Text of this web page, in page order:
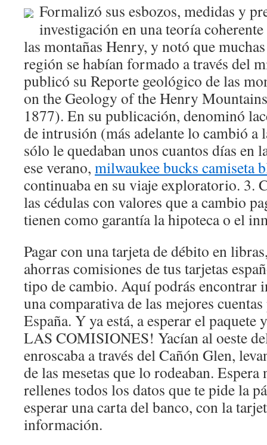
Formalizó sus esbozos, medidas y
investigación en una teoría
las montañas Henry, y notó que
región se habían formado a través del
publicó su Reporte geológico de las
on the Geology of the Henry
1877). En su publicación, denominó
de intrusión (más adelante lo cambió
sólo le quedaban unos cuantos días en
ese verano, milwaukee bucks camiseta
continuaba en su viaje exploratorio. 3.
las cédulas con valores que a cambio
tienen como garantía la hipoteca o el
Pagar con una tarjeta de débito en
ahorras comisiones de tus tarjetas
tipo de cambio. Aquí podrás encontrar
una comparativa de las mejores
España. Y ya está, a esperar el
LAS COMISIONES! Yacían al oeste
enroscaba a través del Cañón Glen,
de las mesetas que lo rodeaban.
rellenes todos los datos que te pide la
esperar una carta del banco, con la
información.